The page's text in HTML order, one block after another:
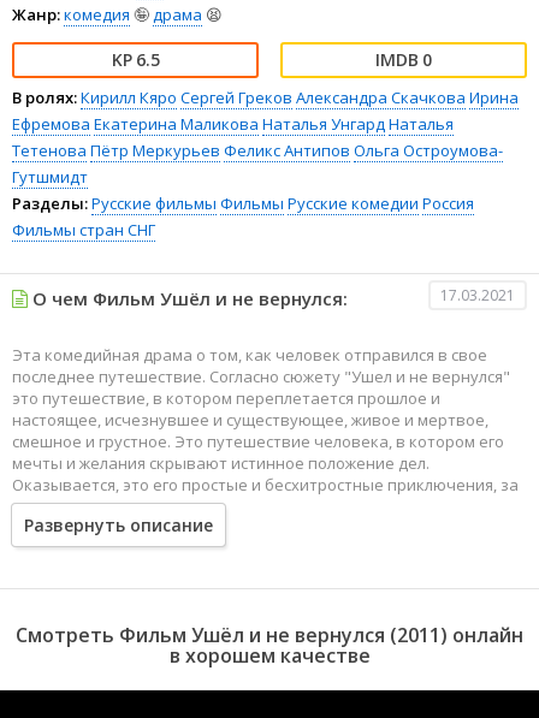
Жанр:комедия 🤪 драма 😫
6.5 0
В ролях:Кирилл Кяро Сергей Греков Александра Скачкова Ирина
Ефремова Екатерина Маликова Наталья Унгард Наталья
Тетенова Пётр Меркурьев Феликс Антипов Ольга Остроумова-
Гутшмидт
Разделы:Русские фильмы Фильмы Русские комедии Россия
Фильмы стран СНГ
О чем Фильм Ушёл и не вернулся: 17.03.2021
Эта комедийная драма о том, как человек отправился в свое
последнее путешествие. Согласно сюжету "Ушел и не вернулся"
это путешествие, в котором переплетается прошлое и
настоящее, исчезнувшее и существующее, живое и мертвое,
смешное и грустное. Это путешествие человека, в котором его
мечты и желания скрывают истинное положение дел.
Оказывается, это его простые и бесхитростные приключения, за
которыми не надо далеко ходить, потому что они всегда рядом.
Эти приключения невероятные и полны всяких неожиданностей,
ведь за ними скрыта сама жизнь.
Развернуть описание
Смотреть Фильм Ушёл и не вернулся (2011) онлайн
в хорошем качестве